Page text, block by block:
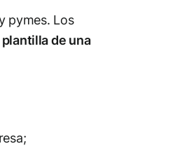
pymes. Los
plantilla de una